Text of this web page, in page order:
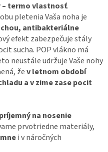
– termo vlastnosť.
pletenia Vaša noha je
antibakteriálne
efekt zabezpečuje stály
sucha. POP vlákno má
neustále udržuje Vaše nohy
žev letnom období
a v zime zase pocit
na nosenie
prvotriedne materiály,
i v náročných